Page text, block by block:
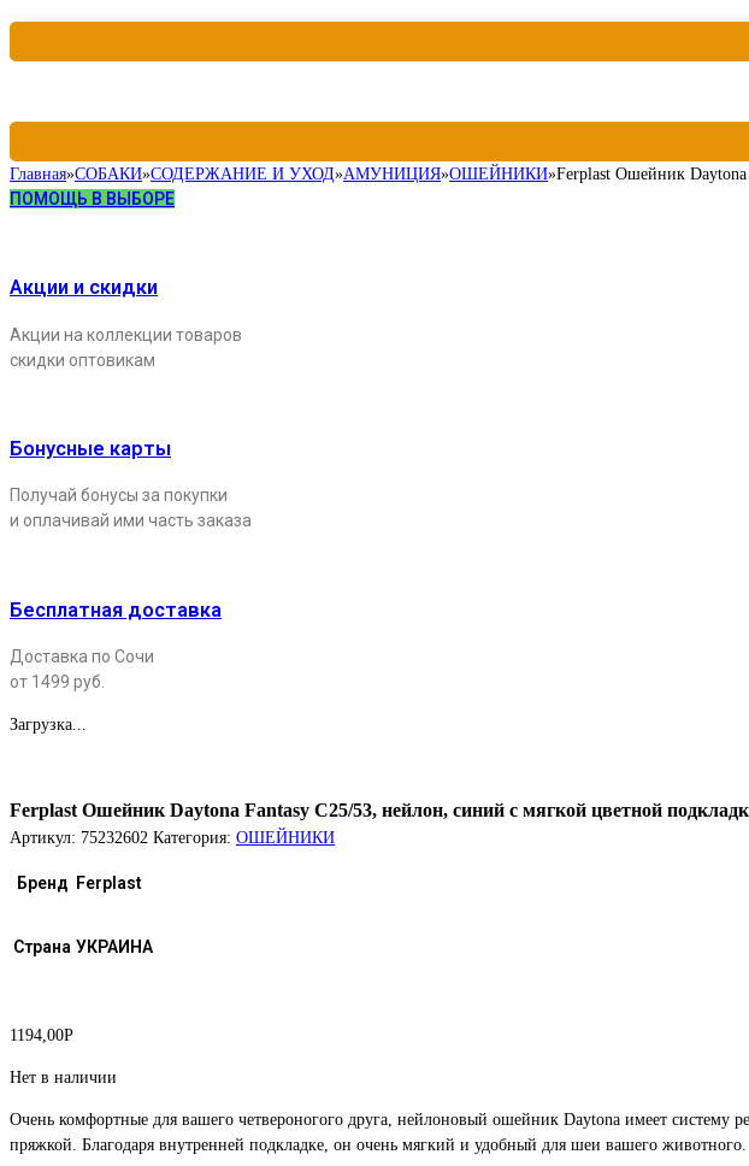
Главная»СОБАКИ»СОДЕРЖАНИЕ И УХОД»АМУНИЦИЯ»ОШЕЙНИКИ»Ferplast Ошейник Daytona
ПОМОЩЬ В ВЫБОРЕ
Акции и скидки
Акции на коллекции товаров
скидки оптовикам
Бонусные карты
Получай бонусы за покупки
и оплачивай ими часть заказа
Бесплатная доставка
Доставка по Сочи
от 1499 руб.
Загрузка...
Ferplast Ошейник Daytona Fantasy C25/53, нейлон, синий с мягкой цветной
Артикул: 75232602 Категория: ОШЕЙНИКИ
Бренд Ferplast
Страна УКРАИНА
1194,00Р
Нет в наличии
Очень комфортные для вашего четвероногого друга, нейлоновый ошейник Daytona имеет систему
пряжкой. Благодаря внутренней подкладке, он очень мягкий и удобный для шеи вашего животного.